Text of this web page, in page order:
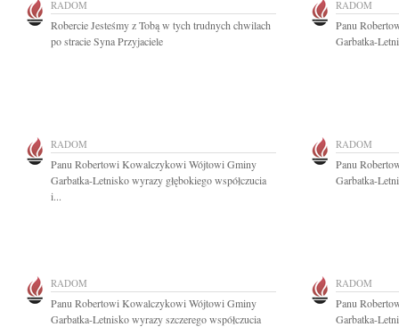
RADOM
Robercie Jesteśmy z Tobą w tych trudnych chwilach
po stracie Syna Przyjaciele
RADOM
Panu
Garbatka-
RADOM
Panu Robertowi Kowalczykowi Wójtowi Gminy
Garbatka-Letnisko wyrazy głębokiego współczucia
i...
RADOM
Panu
Garbatka-
RADOM
Panu Robertowi Kowalczykowi Wójtowi Gminy
Garbatka-Letnisko wyrazy szczerego współczucia
RADOM
Panu
Garbatka-